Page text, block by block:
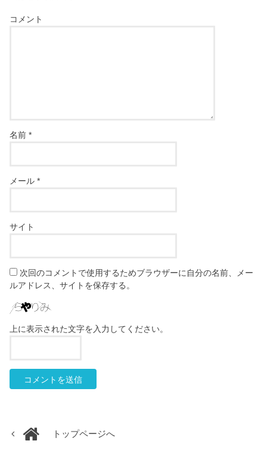
コメント
名前*
メール*
サイト
次回のコメントで使用するためブラウザーに自分の名前、メー
ルアドレス、サイトを保存する。
上に表示された文字を入力してください。
トップページへ